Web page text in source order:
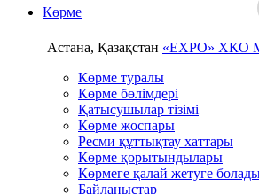
Астана, Қазақстан «EXPO» ХКО
Көрме
Көрме туралы
Көрме бөлімдері
Қатысушылар тізімі
Көрме жоспары
Ресми құттықтау хаттары
Көрме қорытындылары
Көрмеге қалай жетуге
Байланыстар